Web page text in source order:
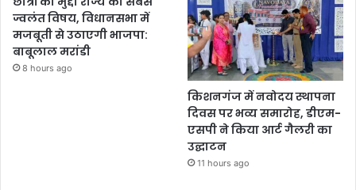
ज्वलंत विषय, विधानसभा में
मजबूती से उठाएगी भाजपा:
बाबूलाल मरांडी
8 hours ago
किशनगंज में नवोदय स्थापना
दिवस पर भव्य समारोह, डीएम-
एसपी ने किया आर्ट गैलरी का
उद्घाटन
11 hours ago